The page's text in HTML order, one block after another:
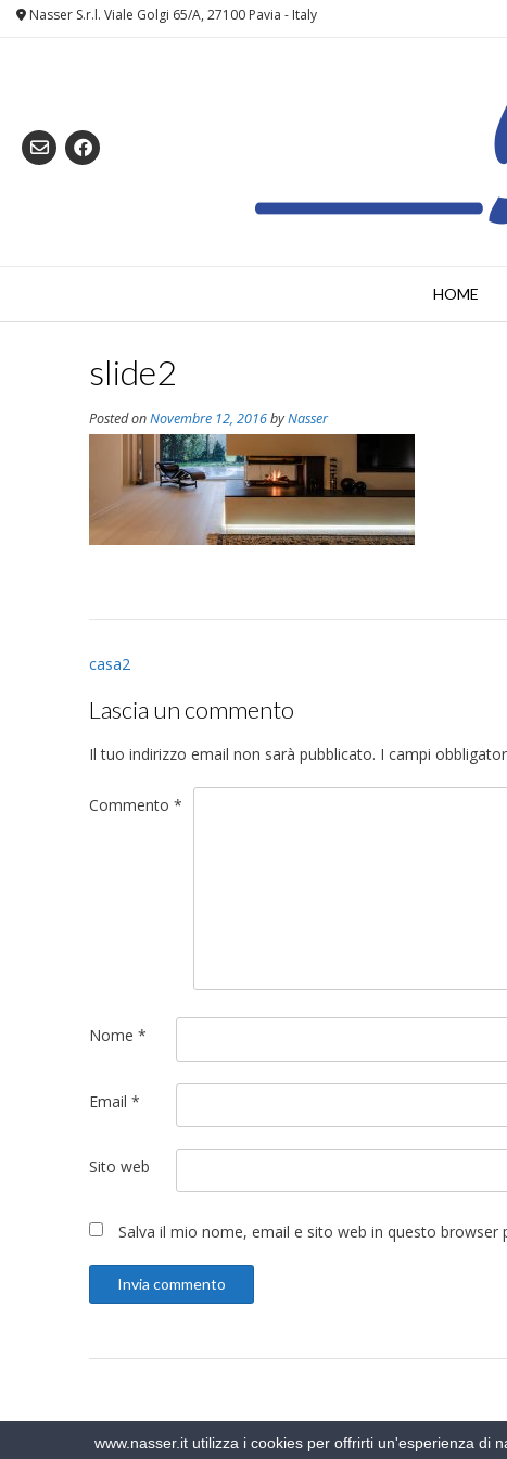
Skip Nasser S.r.l. Viale Golgi 65/A, 27100 Pavia - Italy
HOME
slide2
Posted onNovembre 12, 2016byNasser
Post
casa2
Lascia un commento
Il tuo indirizzo email non sarà pubblicato. I campi
Commento *
Nome *
Email *
Sito web
Salva il mio nome, email e sito web in questo
www.nasser.it utilizza i cookies per offrirti un'esperienza di